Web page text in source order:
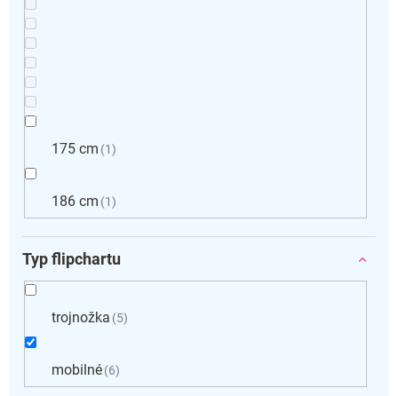
175 cm 1
186 cm 1
Typ flipchartu
trojnožka 5
mobilné 6